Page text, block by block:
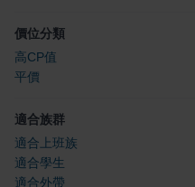
價位分類
高CP值
平價
適合族群
適合上班族
適合學生
適合外帶